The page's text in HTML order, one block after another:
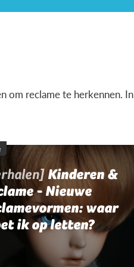
om reclame te herkennen. In
Kinderen &
- Nieuwe
waar
ik op letten?